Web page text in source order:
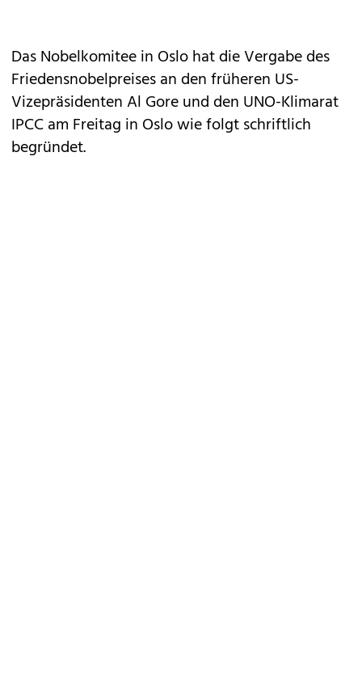
Das Nobelkomitee in Oslo hat die Vergabe des
Friedensnobelpreises an den früheren US-
Vizepräsidenten Al Gore und den UNO-Klimarat
IPCC am Freitag in Oslo wie folgt schriftlich
begründet.